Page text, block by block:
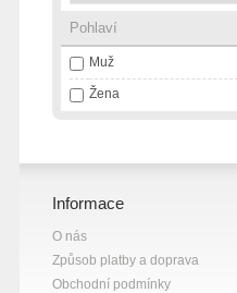
Pohlaví
Muž
Žena
Informace
O nás
Způsob platby a doprava
Obchodní podmínky